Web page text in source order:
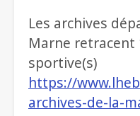
Les archives
Marne retracent
sportive(s)
https://
archives-de-la-